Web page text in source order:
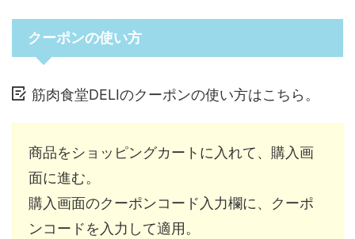
クーポンの使い方
筋肉食堂DELIのクーポンの使い方はこちら。
商品をショッピングカートに入れて、購入画
面に進む。
購入画面のクーポンコード入力欄に、クーポ
ンコードを入力して適用。